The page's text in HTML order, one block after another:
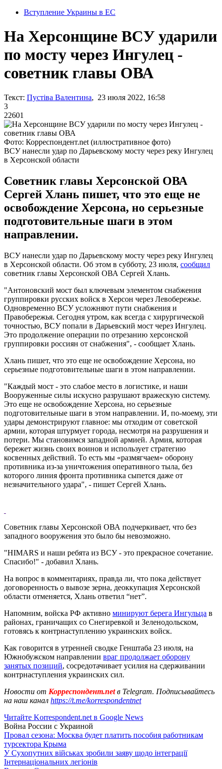
Вступление Украины в ЕС
На Херсонщине ВСУ ударили
по мосту через Ингулец -
советник главы ОВА
Текст: Пустіва Валентина, 23 июля 2022, 16:58
3
22601
Фото: Корреспондент.net (иллюстративное фото)
ВСУ нанесли удар по Дарьевскому мосту через реку Ингулец
в Херсонской области
Советник главы Херсонской ОВА
Сергей Хлань пишет, что это еще не
освобождение Херсона, но серьезные
подготовительные шаги в этом
направлении.
ВСУ нанесли удар по Дарьевскому мосту через реку Ингулец
в Херсонской области. Об этом в субботу, 23 июля, сообщил
советник главы Херсонской ОВА Сергей Хлань.
"Антоновский мост был ключевым элементом снабжения
группировки русских войск в Херсон через Левобережье.
Одновременно ВСУ усложняют пути снабжения и
Правобережья. Сегодня утром, как всегда с хирургической
точностью, ВСУ попали в Дарьевский мост через Ингулец.
Это продолжение операции по отрезанию херсонской
группировки россиян от снабжения", - сообщает Хлань.
Хлань пишет, что это еще не освобождение Херсона, но
серьезные подготовительные шаги в этом направлении.
"Каждый мост - это слабое место в логистике, и наши
Вооруженные силы искусно разрушают вражескую систему.
Это еще не освобождение Херсона, но серьезные
подготовительные шаги в этом направлении. И, по-моему, эти
удары демонстрируют главное: мы отходим от советской
армии, которая штурмует города, несмотря на разрушения и
потери. Мы становимся западной армией. Армия, которая
бережет жизнь своих воинов и использует стратегию
косвенных действий. То есть мы «размягчаем» оборону
противника из-за уничтожения оперативного тыла, без
которого линия фронта противника сыпется даже от
незначительного удара", - пишет Сергей Хлань.
Советник главы Херсонской ОВА подчеркивает, что без
западного вооружения это было бы невозможно.
"HIMARS и наши ребята из ВСУ - это прекрасное сочетание.
Спасибо!" - добавил Хлань.
На вопрос в комментариях, правда ли, что пока действует
договоренность о вывозе зерна, деоккупация Херсонской
области отменяется, Хлань ответил “нет”.
Напомним, войска РФ активно минируют берега Ингульца в
районах, граничащих со Снегиревкой и Зеленодольском,
готовясь к контрнаступлению украинских войск.
Как говорится в утренней сводке Генштаба 23 июля, на
Южнобужском направлении враг продолжает оборону
занятых позиций, сосредотачивает усилия на сдерживании
контрнаступления украинских сил.
Новости от Корреспондент.netв Telegram. Подписывайтесь
на наш канал https://t.me/korrespondentnet
Читайте Korrespondent.net в Google News
Война России с Украиной
Провал сезона: Москва будет платить пособия работникам
турсектора Крыма
У Сухопутних військах зробили заяву щодо інтеграції
Інтернаціональних легіонів